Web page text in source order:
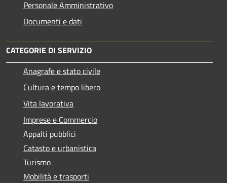
Personale Amministrativo
Documenti e dati
CATEGORIE DI SERVIZIO
Anagrafe e stato civile
Cultura e tempo libero
Vita lavorativa
Imprese e Commercio
Appalti pubblici
Catasto e urbanistica
Turismo
Mobilità e trasporti